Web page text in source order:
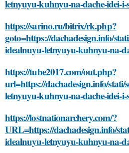
letnyuyu-kuhnyu-na-dache-idei-i-
https://sarino.ru/bitrix/rk.php?
goto=https://dachadesign.info/
idealnuyu-letnyuyu-kuhnyu-na-
https://tube2017.com/out.php?
url=https://dachadesign.info/stati/
letnyuyu-kuhnyu-na-dache-idei-i-
https://lostnationarchery.com/?
URL=https://dachadesign.info/
idealnuyu-letnyuyu-kuhnyu-na-